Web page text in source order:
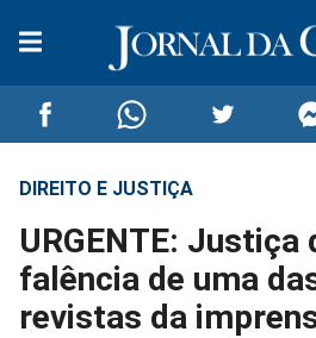
Compartilhar
no
Facebook
Compartilhar
no
Whatsapp
no
Twitter
DIREITO E JUSTIÇA
URGENTE: Justiça
falência de uma
revistas da